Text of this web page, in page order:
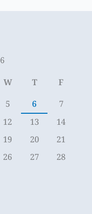
W T
F
5 6
7
12 13
14
19 20
21
26 27
28